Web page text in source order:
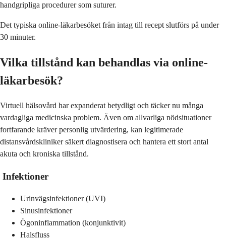
handgripliga procedurer som suturer.
Det typiska online-läkarbesöket från intag till recept slutförs på under
30 minuter.
Vilka tillstånd kan behandlas via online-
läkarbesök?
Virtuell hälsovård har expanderat betydligt och täcker nu många
vardagliga medicinska problem. Även om allvarliga nödsituationer
fortfarande kräver personlig utvärdering, kan legitimerade
distansvårdskliniker säkert diagnostisera och hantera ett stort antal
akuta och kroniska tillstånd.
Infektioner
Urinvägsinfektioner (UVI)
Sinusinfektioner
Ögoninflammation (konjunktivit)
Halsfluss